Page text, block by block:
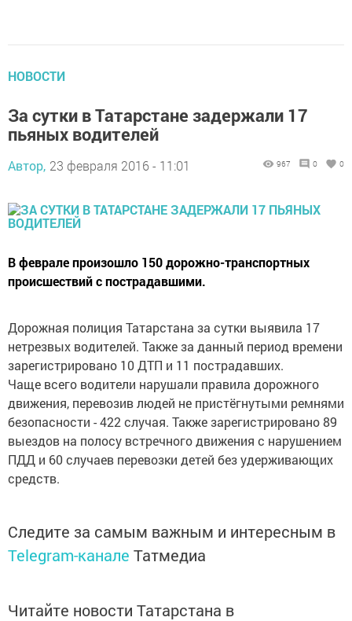
НОВОСТИ
За сутки в Татарстане задержали 17
пьяных водителей
Автор, 23 февраля 2016 - 11:01 967 0 0
В феврале произошло 150 дорожно-транспортных
происшествий с пострадавшими.
Дорожная полиция Татарстана за сутки выявила 17
нетрезвых водителей. Также за данный период времени
зарегистрировано 10 ДТП и 11 пострадавших.
Чаще всего водители нарушали правила дорожного
движения, перевозив людей не пристёгнутыми ремнями
безопасности - 422 случая. Также зарегистрировано 89
выездов на полосу встречного движения с нарушением
ПДД и 60 случаев перевозки детей без удерживающих
средств.
Следите за самым важным и интересным в
Telegram-канале Татмедиа
Читайте новости Татарстана в